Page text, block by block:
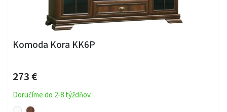
Komoda Kora KK6P
273 €
Doručíme do 2-8 týždňov